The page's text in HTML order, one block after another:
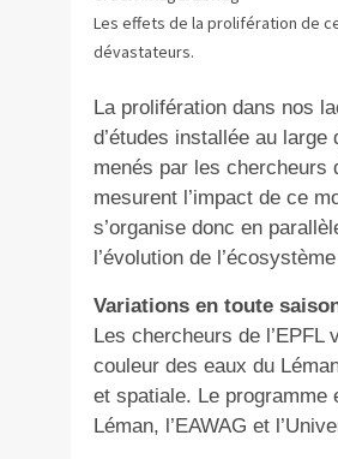
Les effets de la prolifération de
dévastateurs.
La prolifération dans nos
d’études installée au
menés par les chercheurs
mesurent l’impact de ce
s’organise donc en
l’évolution de
Variations en toute
Les chercheurs de
couleur des eaux du
et spatiale. Le programme
Léman, l’EAWAG et